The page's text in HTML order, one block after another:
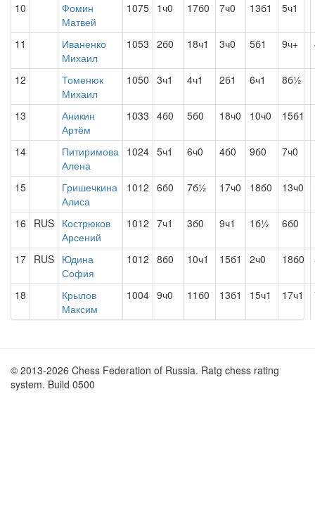
10
Фомин
Матвей
1075 1ч0 17б0 7ч0 13б1 5ч1
11
Иваненко
Михаил
1053 2б0 18ч1 3ч0 5б1 9ч+
12
Томенюк
Михаил
1050 3ч1 4ч1 2б1 6ч1 8б½
13
Аникин
Артём
1033 4б0 5б0 18ч0 10ч0 15б1
14
Питиримова
Алена
1024 5ч1 6ч0 4б0 9б0 7ч0
15
Гришечкина
Алиса
1012 6б0 7б½ 17ч0 18б0 13ч0
16 RUS Кострюков
Арсений
1012 7ч1 3б0 9ч1 1б½ 6б0
17 RUS Юдина
София
1012 8б0 10ч1 15б1 2ч0 18б0
18
Крылов
Максим
1004 9ч0 11б0 13б1 15ч1 17ч1
© 2013-2026 Chess Federation of Russia. Ratg chess rating
system. Build 0500